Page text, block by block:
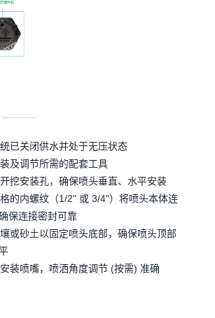
已关闭供水并处于无压状态
及调节所需的配套工具
挖安装孔，确保喷头垂直、水平安装
的内螺纹（1/2" 或 3/4"）将喷头本体连
保连接密封可靠
或砂土以固定喷头底部，确保喷头顶部
装喷嘴，喷洒角度调节 (按需) 准确